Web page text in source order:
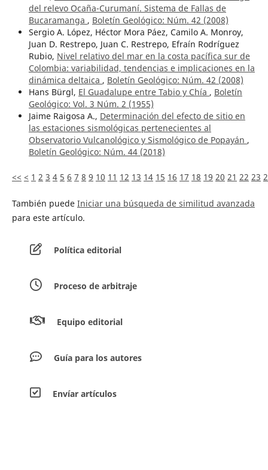
del relevo Ocaña-Curumaní. Sistema de Fallas de
Bucaramanga , Boletín Geológico: Núm. 42 (2008)
Sergio A. López, Héctor Mora Páez, Camilo A. Monroy,
Juan D. Restrepo, Juan C. Restrepo, Efraín Rodríguez
Rubio, Nivel relativo del mar en la costa pacífica sur de
Colombia: variabilidad, tendencias e implicaciones en la
dinámica deltaica , Boletín Geológico: Núm. 42 (2008)
Hans Bürgl, El Guadalupe entre Tabio y Chía , Boletín
Geológico: Vol. 3 Núm. 2 (1955)
Jaime Raigosa A., Determinación del efecto de sitio en
las estaciones sismológicas pertenecientes al
Observatorio Vulcanológico y Sismológico de Popayán ,
Boletín Geológico: Núm. 44 (2018)
<< < 1 2 3 4 5 6 7 8 9 10 11 12 13 14 15 16 17 18 19 20 21 22 23
También puede Iniciar una búsqueda de similitud avanzada
para este artículo.
Política editorial
Proceso de arbitraje
Equipo editorial
Guía para los autores
Envíar artículos